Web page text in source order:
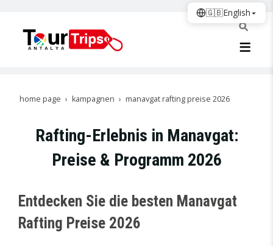
home page kampagnen manavgat rafting preise 2026
Rafting-Erlebnis in Manavgat:
Preise & Programm 2026
Entdecken Sie die besten Manavgat
Rafting Preise 2026
🇬🇧English